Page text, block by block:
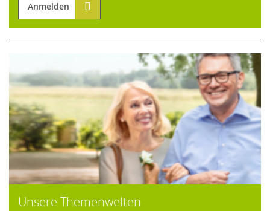
Anmelden
Unsere Themenwelten